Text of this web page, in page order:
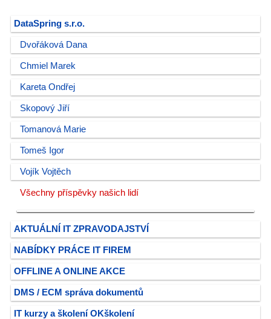
DataSpring s.r.o.
Dvořáková Dana
Chmiel Marek
Kareta Ondřej
Skopový Jiří
Tomanová Marie
Tomeš Igor
Vojík Vojtěch
Všechny příspěvky našich lidí
AKTUÁLNÍ IT ZPRAVODAJSTVÍ
NABÍDKY PRÁCE IT FIREM
OFFLINE A ONLINE AKCE
DMS / ECM správa dokumentů
IT kurzy a školení OKškolení